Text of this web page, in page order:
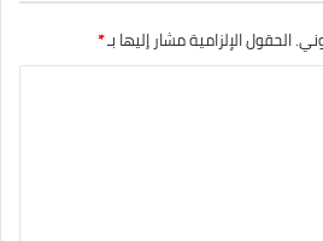
الحقول الإلزامية مشار إليها بـ*